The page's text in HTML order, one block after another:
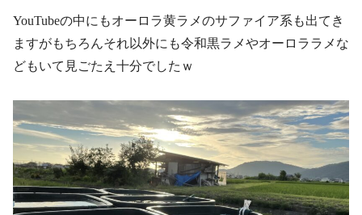
YouTubeの中にもオーロラ黄ラメのサファイア系も出てき
ますがもちろんそれ以外にも令和黒ラメやオーロララメな
どもいて見ごたえ十分でしたｗ